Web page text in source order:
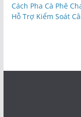
Cách Pha Cà Phê
Hỗ Trợ Kiểm Soát